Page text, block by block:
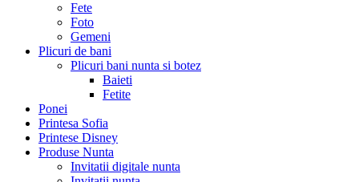
Fete
Foto
Gemeni
Plicuri de bani
Plicuri bani nunta si botez
Baieti
Fetite
Ponei
Printesa Sofia
Printese Disney
Produse Nunta
Invitatii digitale nunta